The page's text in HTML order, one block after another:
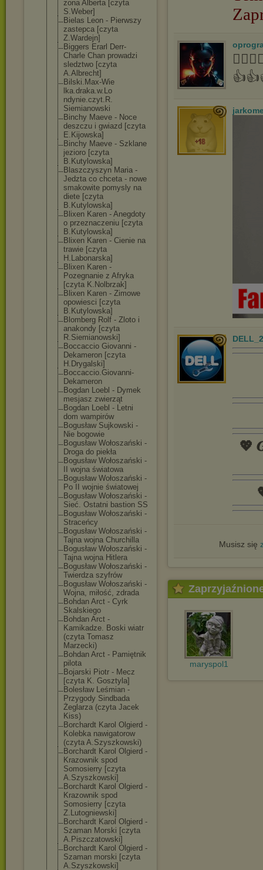
zona Alberta [czyta
S.Weber]
Bielas Leon - Pierwszy
zastepca [czyta
Z.Wardejn]
Biggers Erarl Derr-
Charle Chan prowadzi
sledztwo [czyta
A.Albrecht]
Bilski.Max-Wie
lka.draka.w.Lo
ndynie.czyt.R.
Siemianowski
Binchy Maeve - Noce
deszczu i gwiazd [czyta
E.Kijowska]
Binchy Maeve - Szklane
jezioro [czyta
B.Kutylowska]
Blaszczyszyn Maria -
Jedzta co chceta - nowe
smakowite pomysly na
diete [czyta
B.Kutylowska]
Blixen Karen - Anegdoty
o przeznaczeniu [czyta
B.Kutylowska]
Blixen Karen - Cienie na
trawie [czyta
H.Labonarska]
Blixen Karen -
Pozegnanie z Afryka
[czyta K.Nolbrzak]
Blixen Karen - Zimowe
opowiesci [czyta
B.Kutylowska]
Blomberg Rolf - Zloto i
anakondy [czyta
R.Siemianowski]
Boccaccio Giovanni -
Dekameron [czyta
H.Drygalski]
Boccaccio.Giovanni-
Dekameron
Bogdan Loebl - Dymek
mesjasz zwierząt
Bogdan Loebl - Letni
dom wampirów
Bogusław Sujkowski -
Nie bogowie
Bogusław Wołoszański -
Droga do piekła
Bogusław Wołoszański -
II wojna światowa
Bogusław Wołoszański -
Po II wojnie światowej
Bogusław Wołoszański -
Sieć. Ostatni bastion SS
Bogusław Wołoszański -
Straceńcy
Bogusław Wołoszański -
Tajna wojna Churchilla
Bogusław Wołoszański -
Tajna wojna Hitlera
Bogusław Wołoszański -
Twierdza szyfrów
Bogusław Wołoszański -
Wojna, miłość, zdrada
Bohdan Arct - Cyrk
Skalskiego
Bohdan Arct -
Kamikadze. Boski wiatr
(czyta Tomasz
Marzecki)
Bohdan Arct - Pamiętnik
pilota
Bojarski Piotr - Mecz
[czyta K. Gosztyla]
Bolesław Leśmian -
Przygody Sindbada
Żeglarza (czyta Jacek
Kiss)
Borchardt Karol Olgierd -
Kolebka nawigatorow
(czyta A.Szyszkowski)
Borchardt Karol Olgierd -
Krazownik spod
Somosierry [czyta
A.Szyszkowski]
Borchardt Karol Olgierd -
Krazownik spod
Somosierry [czyta
Z.Lutogniewski]
Borchardt Karol Olgierd -
Szaman Morski [czyta
A.Piszczatowski]
Borchardt Karol Olgierd -
Szaman morski [czyta
A.Szyszkowski]
💖
Musisz się
maryspol1